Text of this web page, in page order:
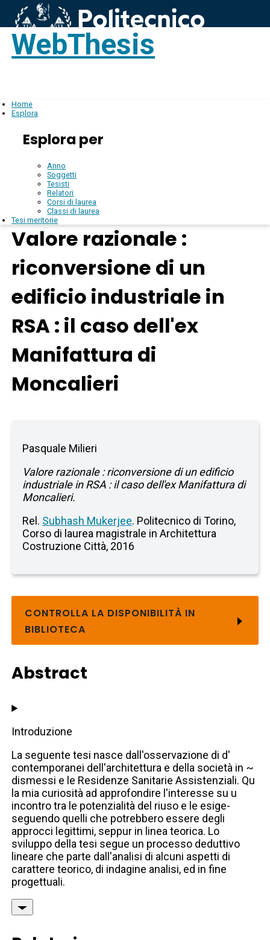
WebThesis
Home
Esplora
Esplora per
Anno
Soggetti
Tesisti
Relatori
Corsi di laurea
Classi di laurea
Tesi meritorie
Valore razionale :
riconversione di un
edificio industriale in
RSA : il caso dell'ex
Manifattura di
Moncalieri
Pasquale Milieri
Valore razionale : riconversione di un edificio
industriale in RSA : il caso dell'ex Manifattura di
Moncalieri.
Rel. Subhash Mukerjee. Politecnico di Torino,
Corso di laurea magistrale in Architettura
Costruzione Città, 2016
CONTROLLA LA DISPONIBILITÀ IN
BIBLIOTECA
Abstract
Introduzione
La seguente tesi nasce dall'osservazione di d'
contemporanei dell'architettura e della società in ~
dismessi e le Residenze Sanitarie Assistenziali. Qu
la mia curiosità ad approfondire l'interesse su u
incontro tra le potenzialità del riuso e le esige-
seguendo quelli che potrebbero essere degli
approcci legittimi, seppur in linea teorica. Lo
sviluppo della tesi segue un processo deduttivo
lineare che parte dall'analisi di alcuni aspetti di
carattere teorico, di indagine analisi, ed in fine
progettuali.